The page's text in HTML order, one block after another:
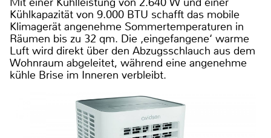
Kühlkapazität von 9.000 BTU schafft das mobile
Klimagerät angenehme Sommertemperaturen in
Räumen bis zu 32 qm. Die ‚eingefangene‘ warme
Luft wird direkt über den Abzugsschlauch aus dem
Wohnraum abgeleitet, während eine angenehme
kühle Brise im Inneren verbleibt.